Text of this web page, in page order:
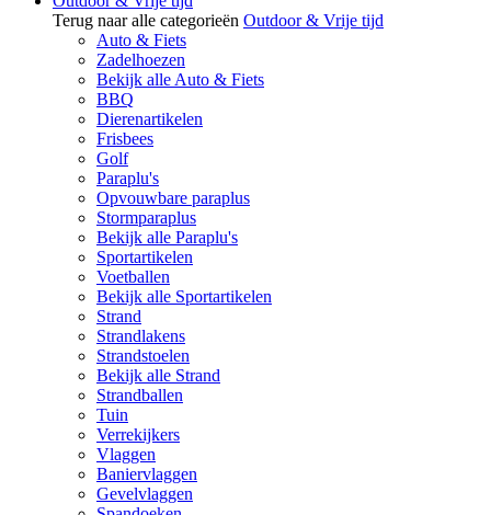
Terug naar alle categorieën Outdoor & Vrije tijd
Auto & Fiets
Zadelhoezen
Bekijk alle Auto & Fiets
BBQ
Dierenartikelen
Frisbees
Golf
Paraplu's
Opvouwbare paraplus
Stormparaplus
Bekijk alle Paraplu's
Sportartikelen
Voetballen
Bekijk alle Sportartikelen
Strand
Strandlakens
Strandstoelen
Bekijk alle Strand
Strandballen
Tuin
Verrekijkers
Vlaggen
Baniervlaggen
Gevelvlaggen